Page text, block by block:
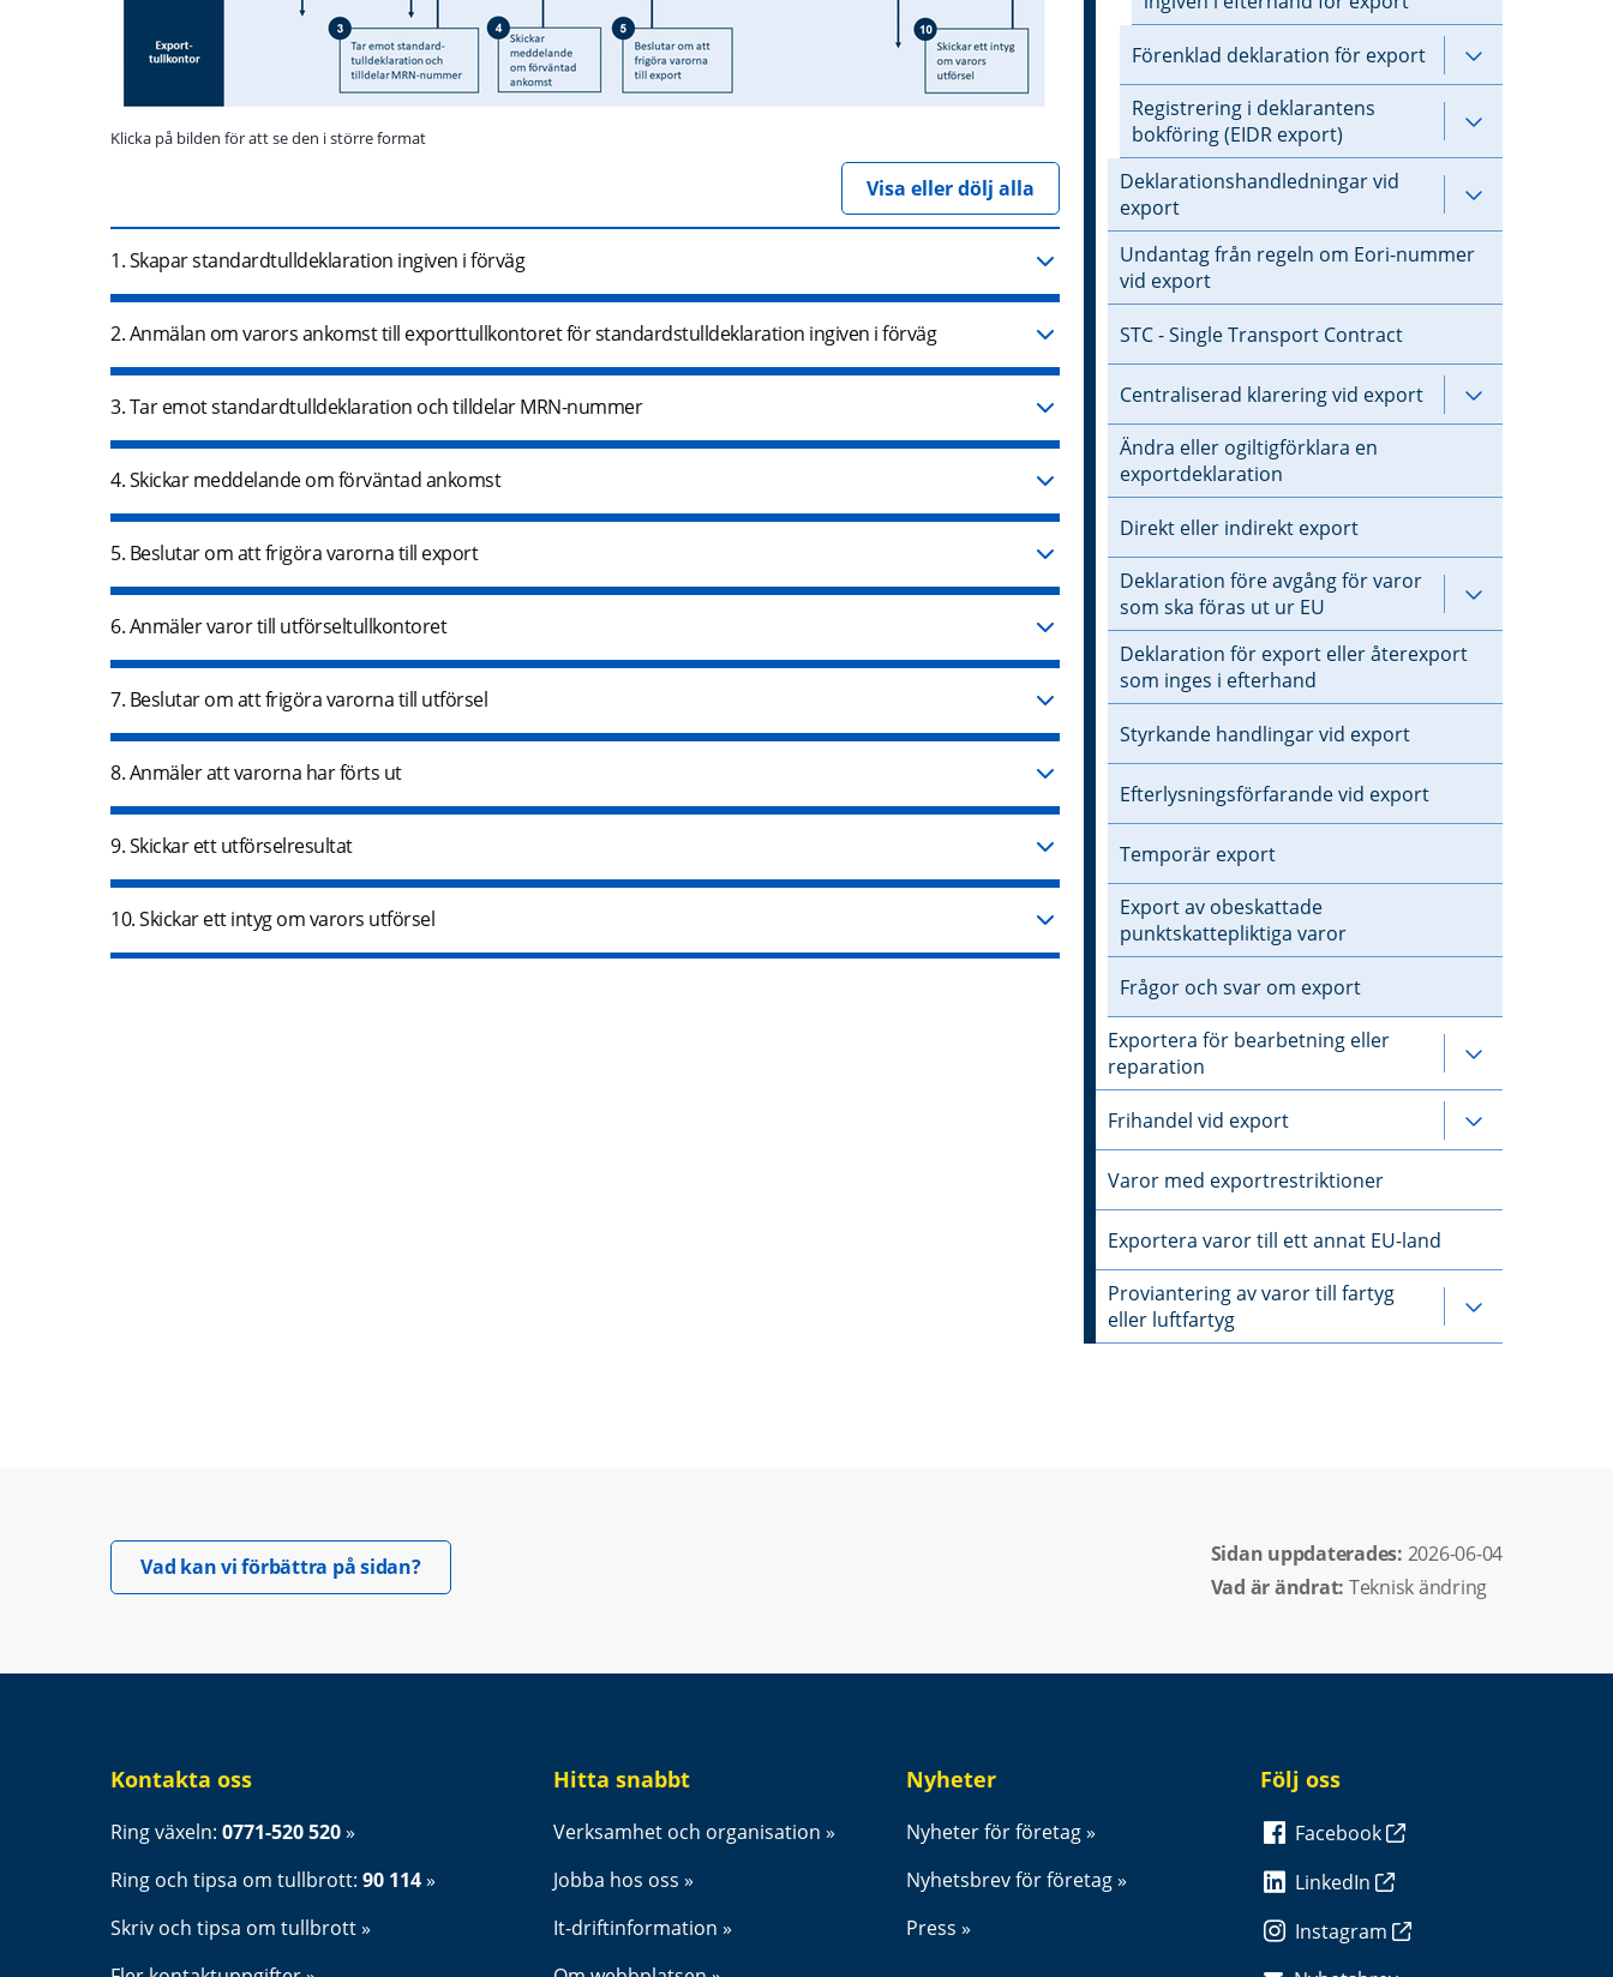
Klicka på bilden för att se den i större format
Visa eller dölj alla
1. Skapar standardtulldeklaration ingiven i förväg
2. Anmälan om varors ankomst till exporttullkontoret för standardstulldeklaration ingiven i förväg
3. Tar emot standardtulldeklaration och tilldelar MRN-nummer
4. Skickar meddelande om förväntad ankomst
5. Beslutar om att frigöra varorna till export
6. Anmäler varor till utförseltullkontoret
7. Beslutar om att frigöra varorna till utförsel
8. Anmäler att varorna har förts ut
9. Skickar ett utförselresultat
10. Skickar ett intyg om varors utförsel
Förenklad deklaration för export
Registrering i deklarantens
bokföring (EIDR export)
Deklarationshandledningar vid
export
Undantag från regeln om Eori-nummer
vid export
STC - Single Transport Contract
Centraliserad klarering vid export
Ändra eller ogiltigförklara en
exportdeklaration
Direkt eller indirekt export
Deklaration före avgång för varor
som ska föras ut ur EU
Deklaration för export eller återexport
som inges i efterhand
Styrkande handlingar vid export
Efterlysningsförfarande vid export
Temporär export
Export av obeskattade
punktskattepliktiga varor
Frågor och svar om export
Exportera för bearbetning eller
reparation
Frihandel vid export
Varor med exportrestriktioner
Exportera varor till ett annat EU-land
Proviantering av varor till fartyg
eller luftfartyg
Vad kan vi förbättra på sidan?Öppnas i nytt fönster. Sidan uppdaterades: 2026-06-04
Vad är ändrat: Teknisk ändring
Kontakta oss
Ring växeln: 0771-520 520
Ring och tipsa om tullbrott: 90 114
Skriv och tipsa om tullbrott
Hitta snabbt
Verksamhet och organisation
Jobba hos oss
It-driftinformation
Nyheter
Nyheter för företag
Nyhetsbrev för företag
Press
Följ oss
Facebook
LinkedIn
Instagram